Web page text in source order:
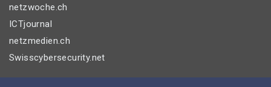
netzwoche.ch
ICTjournal
netzmedien.ch
Swisscybersecurity.net